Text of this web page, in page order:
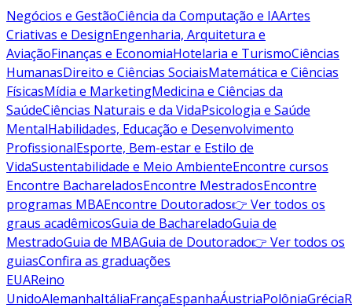
Negócios e GestãoCiência da Computação e IAArtes
Criativas e DesignEngenharia, Arquitetura e
AviaçãoFinanças e EconomiaHotelaria e TurismoCiências
HumanasDireito e Ciências SociaisMatemática e Ciências
FísicasMídia e MarketingMedicina e Ciências da
SaúdeCiências Naturais e da VidaPsicologia e Saúde
MentalHabilidades, Educação e Desenvolvimento
ProfissionalEsporte, Bem-estar e Estilo de
VidaSustentabilidade e Meio AmbienteEncontre cursos
Encontre BachareladosEncontre MestradosEncontre
programas MBAEncontre Doutorados👉 Ver todos os
graus acadêmicosGuia de BachareladoGuia de
MestradoGuia de MBAGuia de Doutorado👉 Ver todos os
guiasConfira as graduações
EUAReino
UnidoAlemanhaItáliaFrançaEspanhaÁustriaPolôniaGrécia